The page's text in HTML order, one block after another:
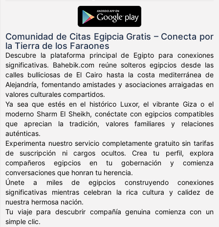
Comunidad de Citas Egipcia Gratis – Conecta por
la Tierra de los Faraones
Descubre la plataforma principal de Egipto para conexiones
significativas. Bahebik.com reúne solteros egipcios desde las
calles bulliciosas de El Cairo hasta la costa mediterránea de
Alejandría, fomentando amistades y asociaciones arraigadas en
valores culturales compartidos.
Ya sea que estés en el histórico Luxor, el vibrante Giza o el
moderno Sharm El Sheikh, conéctate con egipcios compatibles
que aprecian la tradición, valores familiares y relaciones
auténticas.
Experimenta nuestro servicio completamente gratuito sin tarifas
de suscripción ni cargos ocultos. Crea tu perfil, explora
compañeros egipcios en tu gobernación y comienza
conversaciones que honran tu herencia.
Únete a miles de egipcios construyendo conexiones
significativas mientras celebran la rica cultura y calidez de
nuestra hermosa nación.
Tu viaje para descubrir compañía genuina comienza con un
simple clic.